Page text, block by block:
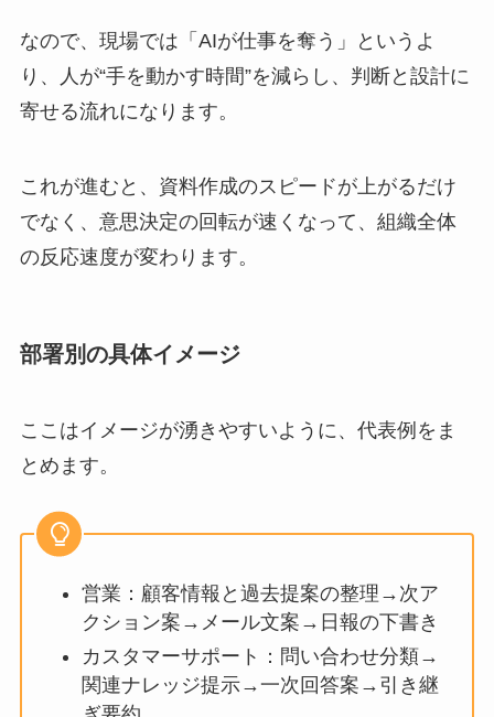
なので、現場では「AIが仕事を奪う」というよ
り、人が“手を動かす時間”を減らし、判断と設計に
寄せる流れになります。
これが進むと、資料作成のスピードが上がるだけ
でなく、意思決定の回転が速くなって、組織全体
の反応速度が変わります。
部署別の具体イメージ
ここはイメージが湧きやすいように、代表例をま
とめます。
営業：顧客情報と過去提案の整理→次ア
クション案→メール文案→日報の下書き
カスタマーサポート：問い合わせ分類→
関連ナレッジ提示→一次回答案→引き継